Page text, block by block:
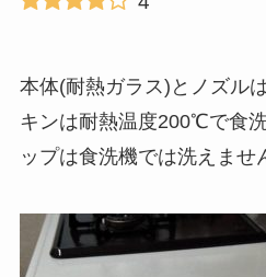
本体(耐熱ガラス)とノズル
キンは耐熱温度200℃で食
ップは食洗機では洗えませ